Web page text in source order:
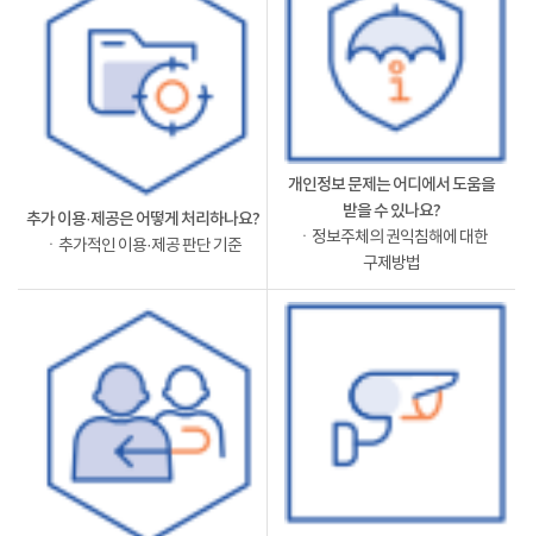
추가 이용·제공은 어떻게 처리하나요?
ㆍ추가적인 이용·제공 판단 기준
개인정보 문제는 어디에서 도움을
받을 수 있나요?
ㆍ정보주체의 권익침해에 대한
구제방법